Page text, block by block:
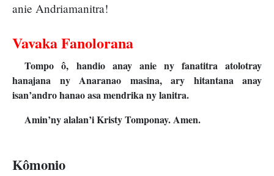
anie Andriamanitra!
Vavaka Fanolorana
Tompo ô, handio anay anie ny fanatitra atolotray
hanajana ny Anaranao masina, ary hitantana anay
isan’andro hanao asa mendrika ny lanitra.
Amin’ny alalan’i Kristy Tomponay. Amen.
Kômonio